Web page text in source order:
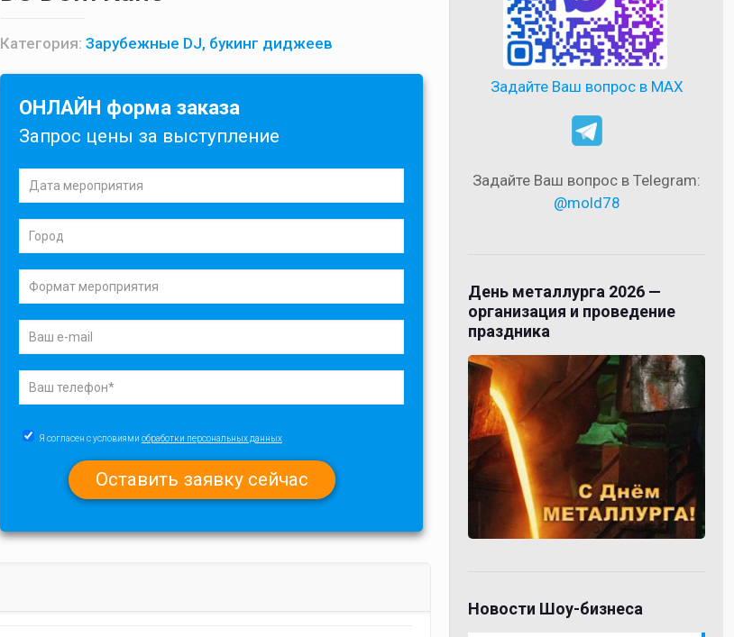
Категория: Зарубежные DJ, букинг диджеев
ОНЛАЙН форма заказа
Запрос цены за выступление
Я согласен с условиями обработки персональных данных
Задайте Ваш вопрос в MAX
Задайте Ваш вопрос в Telegram:
@mold78
День металлурга 2026 —
организация и проведение
праздника
Новости Шоу-бизнеса